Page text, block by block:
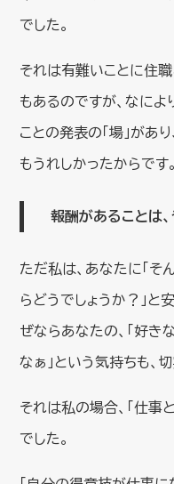
でした。
それは有難いことに住
もあるのですが、なによ
ことの発表の「場」があ
もうれしかったからです。
報酬があることは、
ただ私は、あなたに「そ
らどうでしょうか？」と
ぜならあなたの、「好き
なぁ」という気持ちも、
それは私の場合、「仕事
でした。